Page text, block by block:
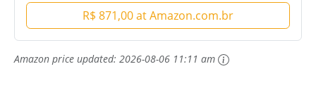
R$ 871,00 at Amazon.com.br
Amazon price updated: 2026-08-06 11:11 am